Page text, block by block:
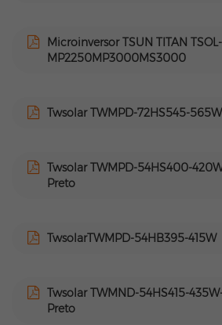
Microinversor TSUN TITAN TSOL-
MP2250MP3000MS3000
Twsolar TWMPD-72HS545-565W
Twsolar TWMPD-54HS400-
Preto
TwsolarTWMPD-54HB395-415W
Twsolar TWMND-54HS415-
Preto